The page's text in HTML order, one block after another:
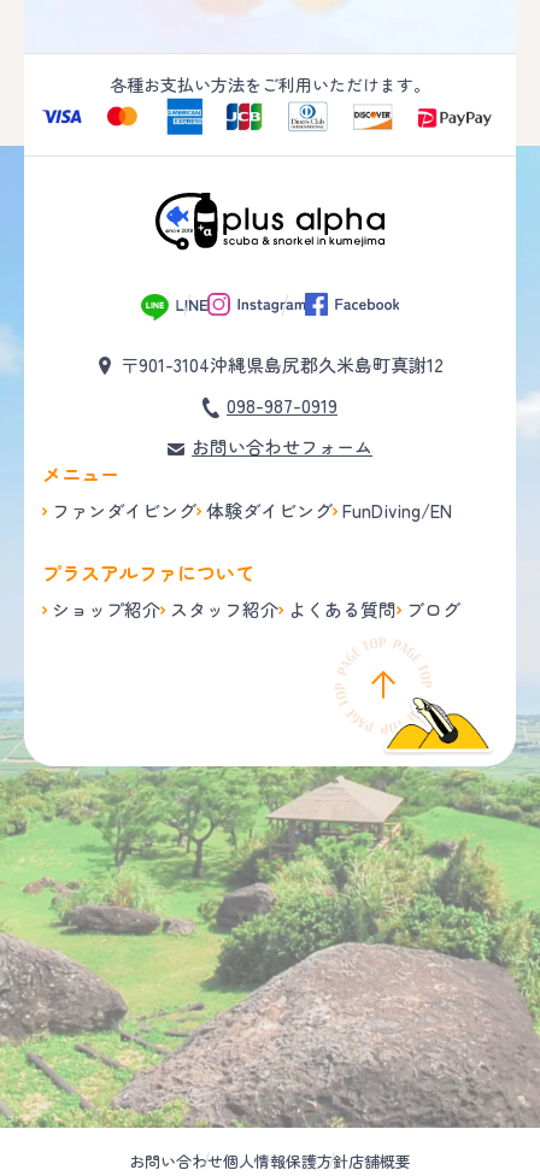
各種お支払い方法をご利用いただけます。
〒901-3104沖縄県島尻郡久米島町真謝12
098-987-0919
お問い合わせフォーム
メニュー
ファンダイビング 体験ダイビング FunDiving/EN
プラスアルファについて
ショップ紹介 スタッフ紹介 よくある質問 ブログ
お問い合わせ個人情報保護方針店舗概要